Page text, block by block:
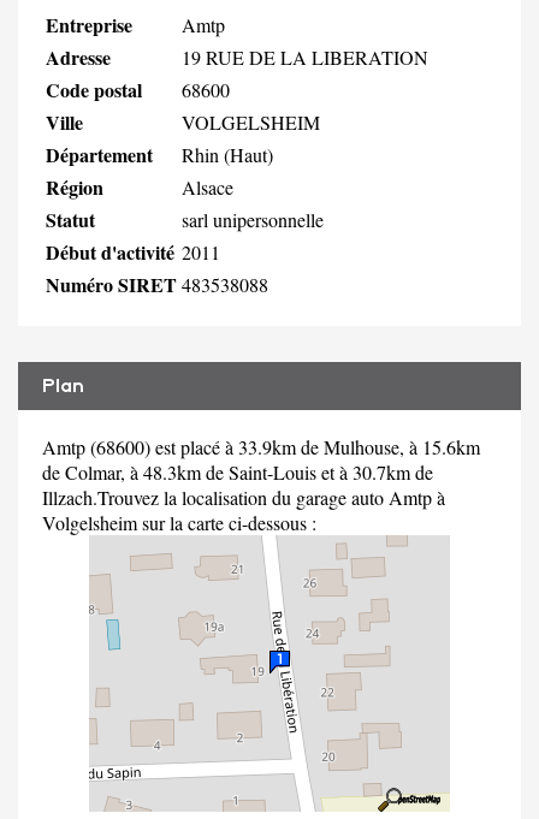
Entreprise Amtp
Adresse 19 RUE DE LA LIBERATION
Code postal 68600
Ville VOLGELSHEIM
Département Rhin (Haut)
Région Alsace
Statut sarl unipersonnelle
Début d'activité 2011
Numéro SIRET483538088
Plan
Amtp (68600) est placé à 33.9km de Mulhouse, à 15.6km
de Colmar, à 48.3km de Saint-Louis et à 30.7km de
Illzach.Trouvez la localisation du garage auto Amtp à
Volgelsheim sur la carte ci-dessous :